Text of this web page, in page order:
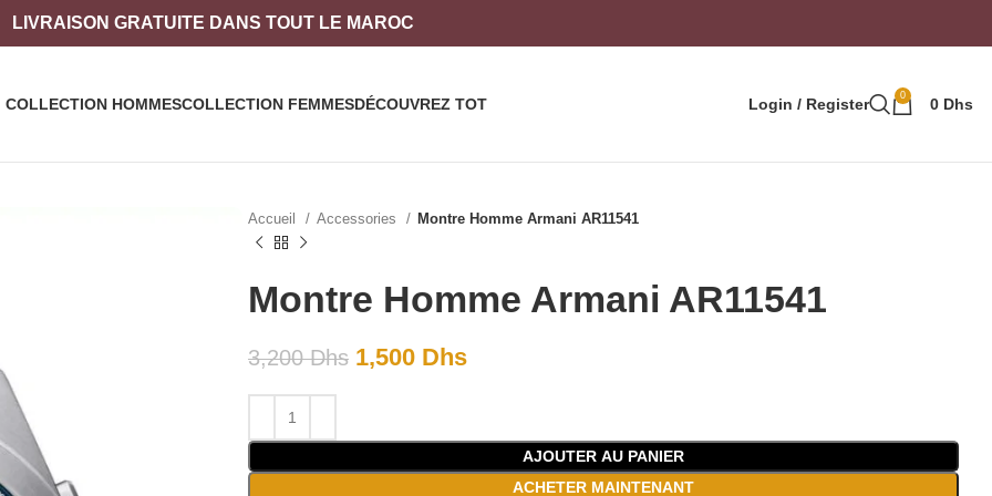
LIVRAISON GRATUITE DANS TOUT LE MAROC
COLLECTION HOMMESCOLLECTION FEMMESDÉCOUVREZ TOT Login / Register 0 0 Dhs
Accueil Accessories Montre Homme Armani AR11541
Montre Homme Armani AR11541
3,200Dhs 1,500 Dhs
AJOUTER AU PANIER
ACHETER MAINTENANT